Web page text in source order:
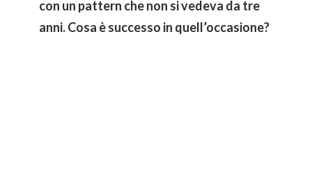
con un pattern che non si vedeva da tre
anni. Cosa è successo in quell’occasione?